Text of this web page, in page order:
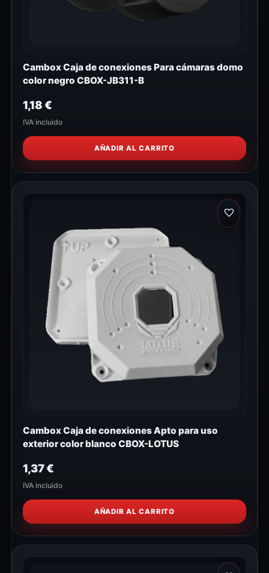
Cambox Caja de conexiones Para cámaras domo
color negro CBOX-JB311-B
1,18€
IVA incluido
AÑADIR AL CARRITO
Cambox Caja de conexiones Apto para uso
exterior color blanco CBOX-LOTUS
1,37€
IVA incluido
AÑADIR AL CARRITO